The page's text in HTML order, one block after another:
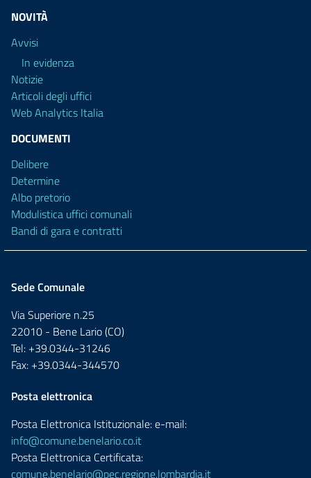
NOVITÀ
Avvisi
In evidenza
Notizie
Articoli degli uffici
Web Analytics Italia
DOCUMENTI
Delibere
Determine
Albo pretorio
Modulistica uffici comunali
Bandi di gara e contratti
Sede Comunale
Via Superiore n.25
22010 - Bene Lario (CO)
Tel: +39.0344-31246
Fax: +39.0344-344570
Posta elettronica
Posta Elettronica Istituzionale: e-mail:
info@comune.benelario.co.it
Posta Elettronica Certificata:
comune.benelario@pec.regione.lombardia.it